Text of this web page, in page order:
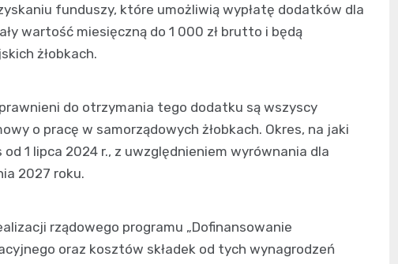
funduszy, które umożliwią wypłatę dodatków dla
wartość miesięczną do 1 000 zł brutto i będą
żłobkach.
do otrzymania tego dodatku są wszyscy
o pracę w samorządowych żłobkach. Okres, na jaki
1 lipca 2024 r., z uwzględnieniem wyrównania dla
2027 roku.
rządowego programu „Dofinansowanie
oraz kosztów składek od tych wynagrodzeń